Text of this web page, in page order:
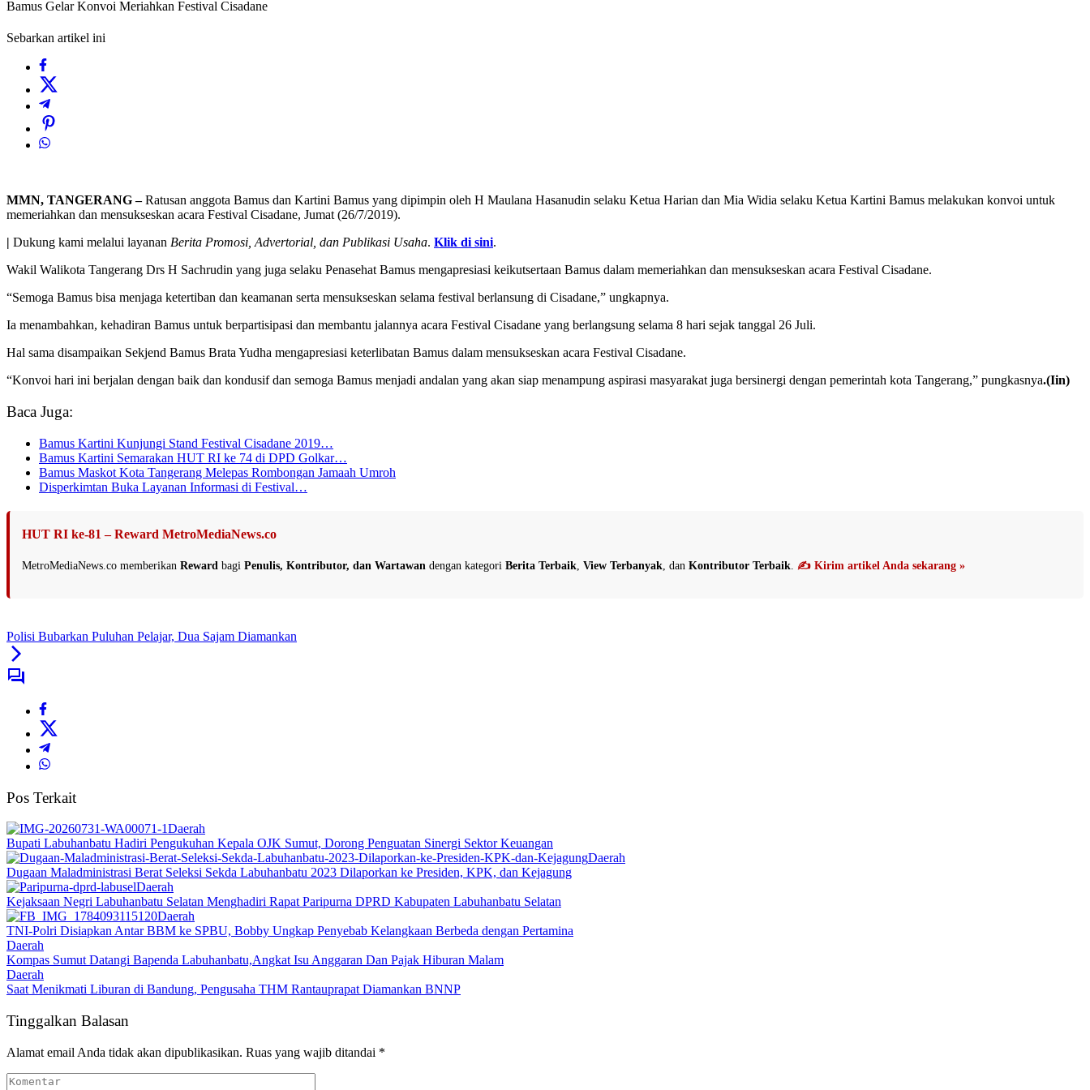
Bamus Gelar Konvoi Meriahkan Festival Cisadane
Sebarkan artikel ini
MMN, TANGERANG –Ratusan anggota Bamus dan Kartini Bamus yang dipimpin oleh H Maulana Hasanudin selaku Ketua Harian dan Mia Widia selaku Ketua Kartini Bamus melakukan konvoi untuk
memeriahkan dan mensukseskan acara Festival Cisadane, Jumat (26/7/2019).
| Dukung kami melalui layanan Berita Promosi, Advertorial, dan Publikasi Usaha. Klik di sini.
Wakil Walikota Tangerang Drs H Sachrudin yang juga selaku Penasehat Bamus mengapresiasi keikutsertaan Bamus dalam memeriahkan dan mensukseskan acara Festival Cisadane.
“Semoga Bamus bisa menjaga ketertiban dan keamanan serta mensukseskan selama festival berlansung di Cisadane,” ungkapnya.
Ia menambahkan, kehadiran Bamus untuk berpartisipasi dan membantu jalannya acara Festival Cisadane yang berlangsung selama 8 hari sejak tanggal 26 Juli.
Hal sama disampaikan Sekjend Bamus Brata Yudha mengapresiasi keterlibatan Bamus dalam mensukseskan acara Festival Cisadane.
“Konvoi hari ini berjalan dengan baik dan kondusif dan semoga Bamus menjadi andalan yang akan siap menampung aspirasi masyarakat juga bersinergi dengan pemerintah kota Tangerang,” pungkasnya.(Iin)
Baca Juga:
Bamus Kartini Kunjungi Stand Festival Cisadane 2019…
Bamus Kartini Semarakan HUT RI ke 74 di DPD Golkar…
Bamus Maskot Kota Tangerang Melepas Rombongan Jamaah Umroh
Disperkimtan Buka Layanan Informasi di Festival…
HUT RI ke-81 – Reward MetroMediaNews.co
MetroMediaNews.co memberikan Reward bagi Penulis, Kontributor, dan Wartawan dengan kategori Berita Terbaik View Terbanyak , dan Kontributor Terbaik ✍️ Kirim artikel Anda sekarang »
Polisi Bubarkan Puluhan Pelajar, Dua Sajam Diamankan
Pos Terkait
Daerah
Bupati Labuhanbatu Hadiri Pengukuhan Kepala OJK Sumut, Dorong Penguatan Sinergi Sektor Keuangan
Daerah
Dugaan Maladministrasi Berat Seleksi Sekda Labuhanbatu 2023 Dilaporkan ke Presiden, KPK, dan Kejagung
Daerah
Kejaksaan Negri Labuhanbatu Selatan Menghadiri Rapat Paripurna DPRD Kabupaten Labuhanbatu Selatan
Daerah
TNI-Polri Disiapkan Antar BBM ke SPBU, Bobby Ungkap Penyebab Kelangkaan Berbeda dengan Pertamina
Daerah
Kompas Sumut Datangi Bapenda Labuhanbatu,Angkat Isu Anggaran Dan Pajak Hiburan Malam
Daerah
Saat Menikmati Liburan di Bandung, Pengusaha THM Rantauprapat Diamankan BNNP
Tinggalkan Balasan
Alamat email Anda tidak akan dipublikasikan. Ruas yang wajib ditandai *